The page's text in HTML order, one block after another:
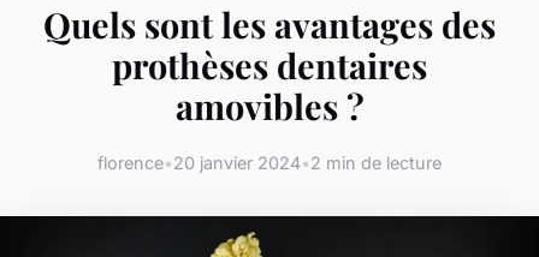
Quels sont les avantages des
prothèses dentaires
amovibles ?
florence•20 janvier 2024•2 min de lecture